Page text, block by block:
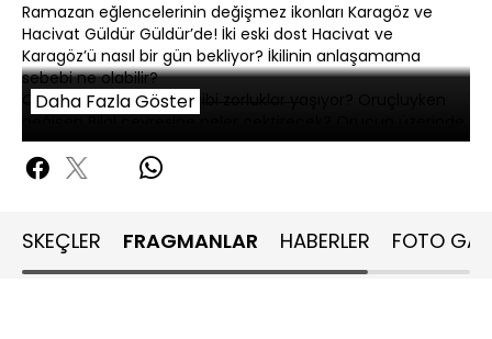
Ramazan eğlencelerinin değişmez ikonları Karagöz ve
Hacivat Güldür Güldür’de! İki eski dost Hacivat ve
Karagöz’ü nasıl bir gün bekliyor? İkilinin anlaşamama
sebebi ne olabilir?
Oruç tutarken Bilal ne gibi zorluklar yaşıyor? Oruçluyken
yarattığı siniri yenmek isteyen Bilal’in imtihanı Hayati ile
olursa neler yaşanır?
Karşılarında Mesut enişteyi gören aile halkı ne tepki
gösterecek?
Ramazan akşamlarının değişmez programı “Ramazan
Daha Fazla Göster
SKEÇLER FRAGMANLAR HABERLER FOTO